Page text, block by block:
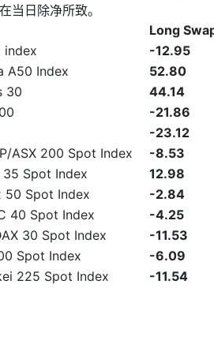
当日除净所致。
Long
index
-12.95
A50 Index
52.80
30
44.14
-21.86
-23.12
ASX 200 Spot Index
-8.53
35 Spot Index
12.98
50 Spot Index
-2.84
40 Spot Index
-4.25
30 Spot Index
-11.53
Spot Index
-6.09
225 Spot Index -11.54